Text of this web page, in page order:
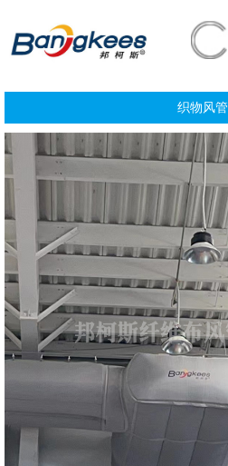
织物风管